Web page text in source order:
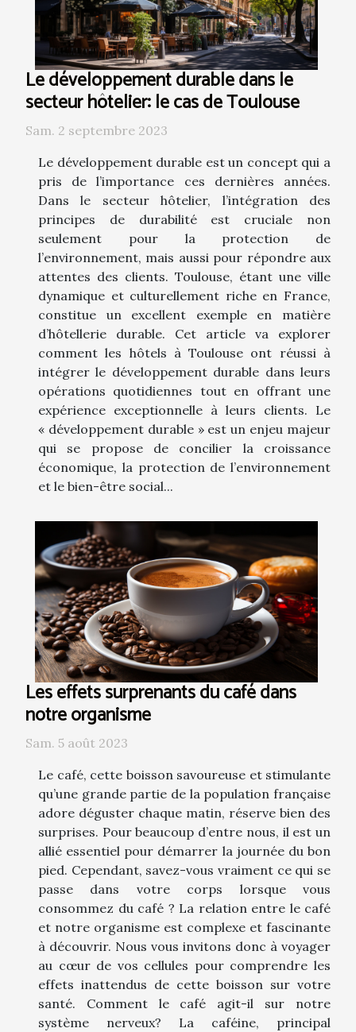
Le développement durable dans le
secteur hôtelier: le cas de Toulouse
Sam. 2 septembre 2023
Le développement durable est un concept qui a
pris de l’importance ces dernières années.
Dans le secteur hôtelier, l’intégration des
principes de durabilité est cruciale non
seulement pour la protection de
l’environnement, mais aussi pour répondre aux
attentes des clients. Toulouse, étant une ville
dynamique et culturellement riche en France,
constitue un excellent exemple en matière
d’hôtellerie durable. Cet article va explorer
comment les hôtels à Toulouse ont réussi à
intégrer le développement durable dans leurs
opérations quotidiennes tout en offrant une
expérience exceptionnelle à leurs clients. Le
« développement durable » est un enjeu majeur
qui se propose de concilier la croissance
économique, la protection de l’environnement
et le bien-être social...
Les effets surprenants du café dans
notre organisme
Sam. 5 août 2023
Le café, cette boisson savoureuse et stimulante
qu’une grande partie de la population française
adore déguster chaque matin, réserve bien des
surprises. Pour beaucoup d’entre nous, il est un
allié essentiel pour démarrer la journée du bon
pied. Cependant, savez-vous vraiment ce qui se
passe dans votre corps lorsque vous
consommez du café ? La relation entre le café
et notre organisme est complexe et fascinante
à découvrir. Nous vous invitons donc à voyager
au cœur de vos cellules pour comprendre les
effets inattendus de cette boisson sur votre
santé. Comment le café agit-il sur notre
système nerveux? La caféine, principal